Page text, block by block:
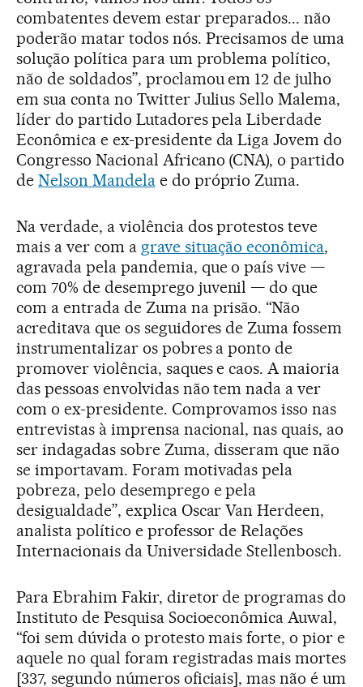
combatentes devem estar preparados... não
poderão matar todos nós. Precisamos de uma
solução política para um problema político,
não de soldados”, proclamou em 12 de julho
em sua conta no Twitter Julius Sello Malema,
líder do partido Lutadores pela Liberdade
Econômica e ex-presidente da Liga Jovem do
Congresso Nacional Africano (CNA), o partido
de Nelson Mandelae do próprio Zuma.
Na verdade, a violência dos protestos teve
mais a ver com a grave situação econômica,
agravada pela pandemia, que o país vive —
com 70% de desemprego juvenil — do que
com a entrada de Zuma na prisão. “Não
acreditava que os seguidores de Zuma fossem
instrumentalizar os pobres a ponto de
promover violência, saques e caos. A maioria
das pessoas envolvidas não tem nada a ver
com o ex-presidente. Comprovamos isso nas
entrevistas à imprensa nacional, nas quais, ao
ser indagadas sobre Zuma, disseram que não
se importavam. Foram motivadas pela
pobreza, pelo desemprego e pela
desigualdade”, explica Oscar Van Herdeen,
analista político e professor de Relações
Internacionais da Universidade Stellenbosch.
Para Ebrahim Fakir, diretor de programas do
Instituto de Pesquisa Socioeconômica Auwal,
“foi sem dúvida o protesto mais forte, o pior e
aquele no qual foram registradas mais mortes
[337, segundo números oficiais], mas não é um